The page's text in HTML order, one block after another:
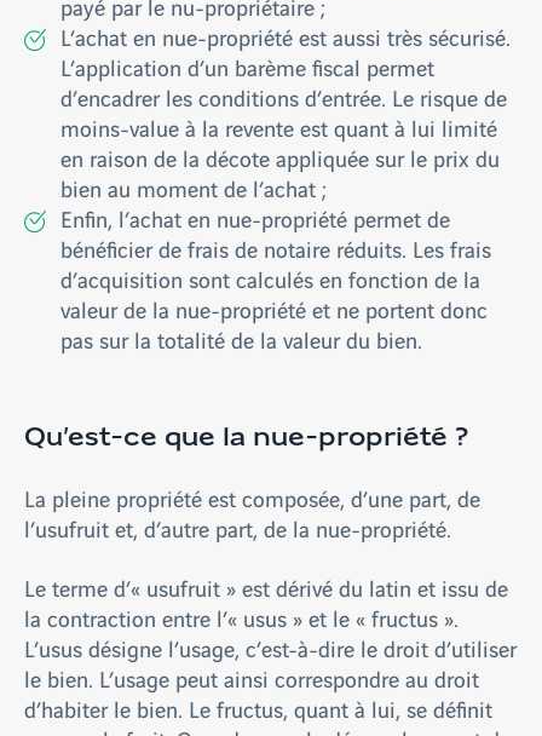
L’achat en nue-propriété est aussi très sécurisé.
L’application d’un barème fiscal permet
d’encadrer les conditions d’entrée. Le risque de
moins-value à la revente est quant à lui limité
en raison de la décote appliquée sur le prix du
bien au moment de l’achat ;
Enfin, l’achat en nue-propriété permet de
bénéficier de frais de notaire réduits. Les frais
d’acquisition sont calculés en fonction de la
valeur de la nue-propriété et ne portent donc
pas sur la totalité de la valeur du bien.
Qu’est-ce que la nue-propriété ?
La pleine propriété est composée, d’une part, de
l’usufruit et, d’autre part, de la nue-propriété.
Le terme d’« usufruit » est dérivé du latin et issu de
la contraction entre l’« usus » et le « fructus ».
L’usus désigne l’usage, c’est-à-dire le droit d’utiliser
le bien. L’usage peut ainsi correspondre au droit
d’habiter le bien. Le fructus, quant à lui, se définit